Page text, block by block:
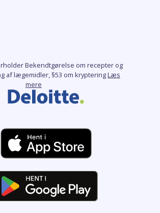
Bekendtgørelse om recepter og
af lægemidler, §53 om krypteringLæs
mere